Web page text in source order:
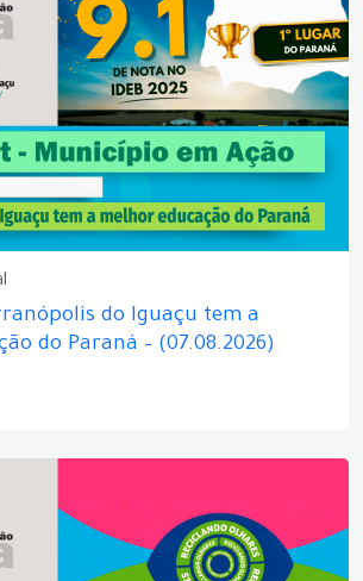
do Iguaçu tem a
do Paraná – (07.08.2026)